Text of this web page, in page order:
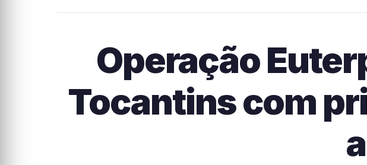
Operação
Tocantins com